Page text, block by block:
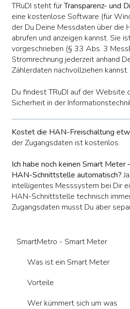
TRuDI steht fürTransparenz- und
eine kostenlose Software (für
der Du Deine Messdaten über die
abrufen und anzeigen kannst. Sie
vorgeschrieben (§ 33 Abs. 3
Stromrechnung jederzeit anhand
Zählerdaten nachvollziehen kannst.
Du findest TRuDI auf der Website
Sicherheit in der
Kostet die HAN-Freischaltung
der Zugangsdaten ist kostenlos.
Ich habe noch keinen Smart Meter
HAN-Schnittstelle automatisch?
intelligentes Messsystem bei Dir
HAN-Schnittstelle technisch
Zugangsdaten musst Du aber
SmartMetro - Smart Meter
Was ist ein Smart Meter
Vorteile
Wer kümmert sich um was